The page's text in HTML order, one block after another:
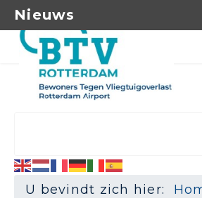
U bevindt zich hier:
Nieuws